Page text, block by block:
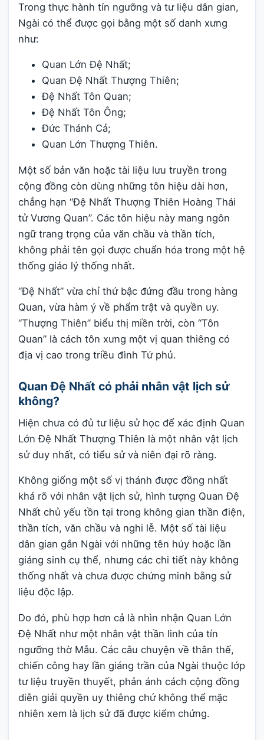
Trong thực hành tín ngưỡng và tư liệu dân gian,
Ngài có thể được gọi bằng một số danh xưng
như:
Quan Lớn Đệ Nhất;
Quan Đệ Nhất Thượng Thiên;
Đệ Nhất Tôn Quan;
Đệ Nhất Tôn Ông;
Đức Thánh Cả;
Quan Lớn Thượng Thiên.
Một số bản văn hoặc tài liệu lưu truyền trong
cộng đồng còn dùng những tôn hiệu dài hơn,
chẳng hạn “Đệ Nhất Thượng Thiên Hoàng Thái
tử Vương Quan”. Các tôn hiệu này mang ngôn
ngữ trang trọng của văn chầu và thần tích,
không phải tên gọi được chuẩn hóa trong một hệ
thống giáo lý thống nhất.
“Đệ Nhất” vừa chỉ thứ bậc đứng đầu trong hàng
Quan, vừa hàm ý về phẩm trật và quyền uy.
“Thượng Thiên” biểu thị miền trời, còn “Tôn
Quan” là cách tôn xưng một vị quan thiêng có
địa vị cao trong triều đình Tứ phủ.
Quan Đệ Nhất có phải nhân vật lịch sử
không?
Hiện chưa có đủ tư liệu sử học để xác định Quan
Lớn Đệ Nhất Thượng Thiên là một nhân vật lịch
sử duy nhất, có tiểu sử và niên đại rõ ràng.
Không giống một số vị thánh được đồng nhất
khá rõ với nhân vật lịch sử, hình tượng Quan Đệ
Nhất chủ yếu tồn tại trong không gian thần điện,
thần tích, văn chầu và nghi lễ. Một số tài liệu
dân gian gắn Ngài với những tên húy hoặc lần
giáng sinh cụ thể, nhưng các chi tiết này không
thống nhất và chưa được chứng minh bằng sử
liệu độc lập.
Do đó, phù hợp hơn cả là nhìn nhận Quan Lớn
Đệ Nhất như một nhân vật thần linh của tín
ngưỡng thờ Mẫu. Các câu chuyện về thân thế,
chiến công hay lần giáng trần của Ngài thuộc lớp
tư liệu truyền thuyết, phản ánh cách cộng đồng
diễn giải quyền uy thiêng chứ không thể mặc
nhiên xem là lịch sử đã được kiểm chứng.